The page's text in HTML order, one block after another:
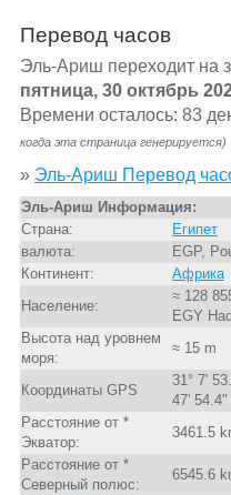
Перевод часов
Эль-Ариш переходит на
пятница, 30 октябрь
Времени осталось: 83
когда эта страница генерируется)
» Эль-Ариш Перевод
Эль-Ариш Информация:
Страна:
Египет
валюта:
EGP,
Континент:
Африка
Население:
≈ 128
EGY
Высота над уровнем
моря:
≈ 15 m
Координаты GPS
31° 7'
47' 54.4"
Расстояние от *
Экватор:
3461.5
Расстояние от *
Северный полюс:
6545.6